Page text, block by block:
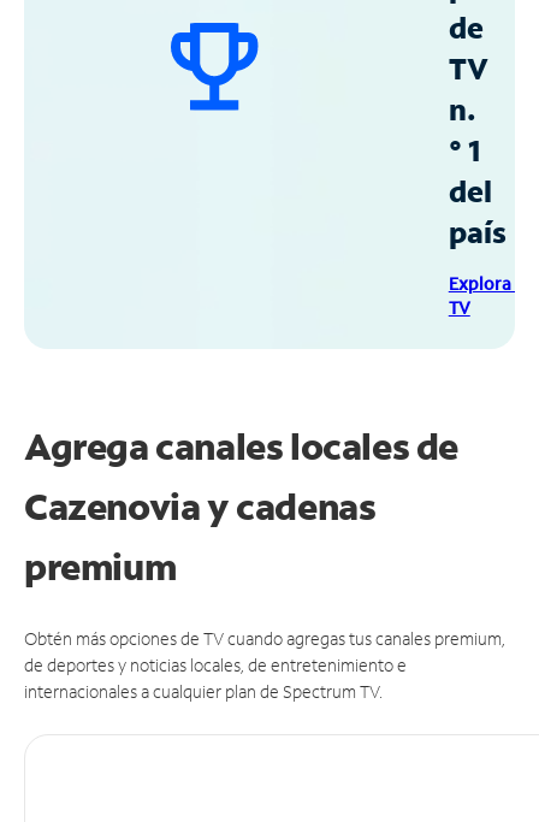
de
TV
n.
° 1
del
país
Explora
TV
Agrega canales locales de
Cazenovia y cadenas
premium
Obtén más opciones de TV cuando agregas tus canales premium,
de deportes y noticias locales, de entretenimiento e
internacionales a cualquier plan de Spectrum TV.